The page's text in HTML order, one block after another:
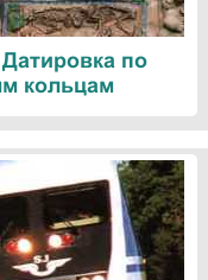
по
кольцам